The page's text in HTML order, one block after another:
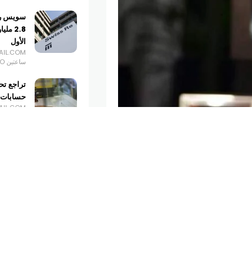
سويس
2.8
الأول
ساعتين AGO
تراجع
حسابات